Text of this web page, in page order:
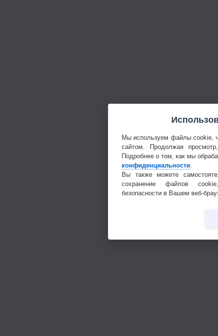
Мы используем файлы cookie,
сайтом. Продолжая
Подробнее о том, как мы
конфиденциальности
Вы также можете
сохранение файлов
безопасности в Вашем веб-